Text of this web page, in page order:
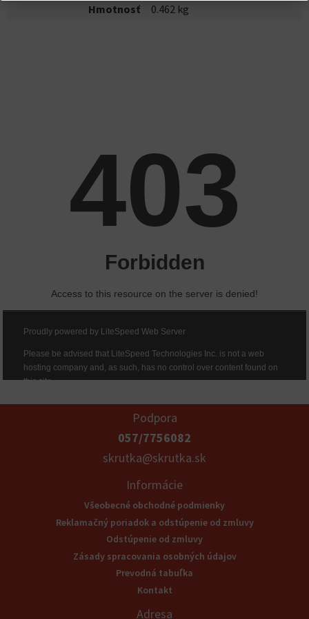
Hmotnosť
0.462 kg
Podpora
057/7756082
skrutka@skrutka.sk
Informácie
Všeobecné obchodné podmienky
Reklamačný poriadok a odstúpenie od zmluvy
Odstúpenie od zmluvy
Zásady spracovania osobných údajov
Prevodná tabuľka
Kontakt
Adresa